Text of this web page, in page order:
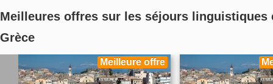
Meilleures offres sur les séjours linguistiques
Grèce
Meilleure offre